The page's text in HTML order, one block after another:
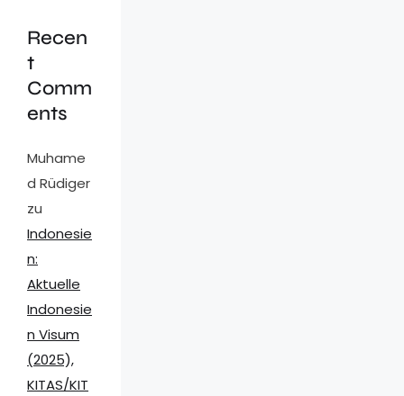
Recen
t
Comm
ents
Muhame
d Rüdiger
zu
Indonesie
n:
Aktuelle
Indonesie
n Visum
(2025),
KITAS/KIT